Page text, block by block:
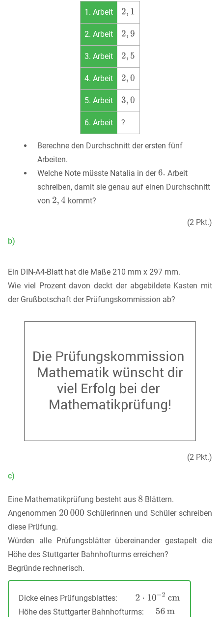
1. Arbeit
2. Arbeit
3. Arbeit
4. Arbeit
5. Arbeit
6. Arbeit ?
Berechne den Durchschnitt der ersten fünf
Arbeiten.
Welche Note müsste Natalia in der
Arbeit
schreiben, damit sie genau auf einen Durchschnitt
von
kommt?
(2 Pkt.)
b)
Ein DIN-A4-Blatt hat die Maße 210 mm x 297 mm.
Wie viel Prozent davon deckt der abgebildete Kasten mit
der Grußbotschaft der Prüfungskommission ab?
(2 Pkt.)
c)
Eine Mathematikprüfung besteht aus
Blättern.
Angenommen
Schülerinnen und Schüler schreiben
diese Prüfung.
Würden alle Prüfungsblätter übereinander gestapelt die
Höhe des Stuttgarter Bahnhofturms erreichen?
Begründe rechnerisch.
Dicke eines Prüfungsblattes:
Höhe des Stuttgarter Bahnhofturms: